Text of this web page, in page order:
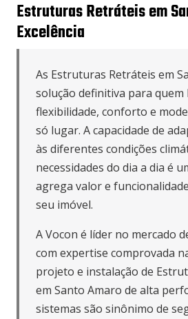
Estruturas Retráteis em
Excelência
As Estruturas Retráteis em
solução definitiva para quem
flexibilidade, conforto e
só lugar. A capacidade de
às diferentes condições
necessidades do dia a dia é
agrega valor e
seu imóvel.
A Vocon é líder no mercado
com expertise comprovada
projeto e instalação de
em Santo Amaro de alta
sistemas são sinônimo de